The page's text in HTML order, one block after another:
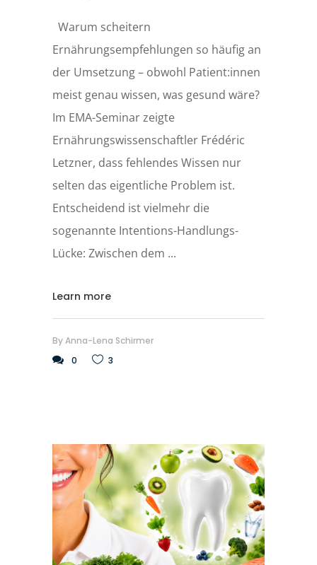
Warum scheitern
Ernährungsempfehlungen so häufig an
der Umsetzung – obwohl Patient:innen
meist genau wissen, was gesund wäre?
Im EMA-Seminar zeigte
Ernährungswissenschaftler Frédéric
Letzner, dass fehlendes Wissen nur
selten das eigentliche Problem ist.
Entscheidend ist vielmehr die
sogenannte Intentions-Handlungs-
Lücke: Zwischen dem
Learn more
ByAnna-Lena Schirmer
0
3